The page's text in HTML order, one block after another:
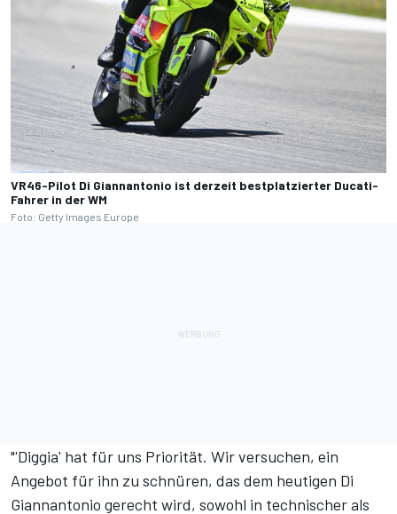
VR46-Pilot Di Giannantonio ist derzeit bestplatzierter Ducati-
Fahrer in der WM
Foto: Getty Images Europe
"'Diggia' hat für uns Priorität. Wir versuchen, ein
Angebot für ihn zu schnüren, das dem heutigen Di
Giannantonio gerecht wird, sowohl in technischer als